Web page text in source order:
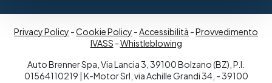
Privacy Policy -Cookie Policy -Accessibilità -Provvedimento
IVASS -Whistleblowing
Auto Brenner Spa, Via Lancia 3, 39100 Bolzano (BZ), P.I.
01564110219 | K-Motor Srl, via Achille Grandi 34, - 39100